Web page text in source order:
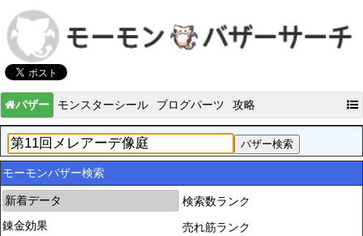
バザー モンスターシール ブログパーツ 攻略
モーモンバザー検索
新着データ
錬金効果
検索数ランク
売れ筋ランク